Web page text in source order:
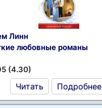
Линн
любовные романы
(4.30)
Читать Подробнее